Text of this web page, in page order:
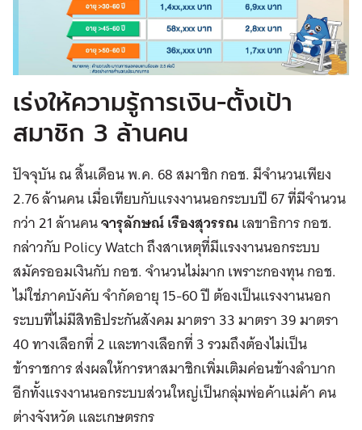
เร่งให้ความรู้การเงิน-ตั้งเป้า
สมาชิก 3 ล้านคน
ปัจจุบัน ณ สิ้นเดือน พ.ค. 68 สมาชิก กอช. มีจำนวนเพียง
2.76 ล้านคน เมื่อเทียบกับแรงงานนอกระบบปี 67 ที่มีจำนวน
กว่า 21 ล้านคนจารุลักษณ์ เรืองสุวรรณเลขาธิการ กอช.
กล่าวกับ Policy Watch ถึงสาเหตุที่มีแรงงานนอกระบบ
สมัครออมเงินกับ กอช. จำนวนไม่มาก เพราะกองทุน กอช.
ไม่ใช่ภาคบังคับ จำกัดอายุ 15-60 ปี ต้องเป็นแรงงานนอก
ระบบที่ไม่มีสิทธิประกันสังคม มาตรา 33 มาตรา 39 มาตรา
40 ทางเลือกที่ 2 และทางเลือกที่ 3 รวมถึงต้องไม่เป็น
ข้าราชการ ส่งผลให้การหาสมาชิกเพิ่มเติมค่อนข้างลำบาก
อีกทั้งแรงงานนอกระบบส่วนใหญ่เป็นกลุ่มพ่อค้าแม่ค้า คน
ต่างจังหวัด และเกษตรกร